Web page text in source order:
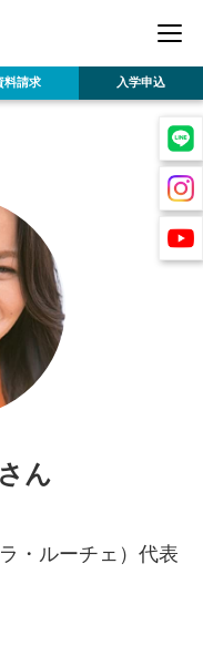
料請求 入学申込
ん
・ルーチェ）代表